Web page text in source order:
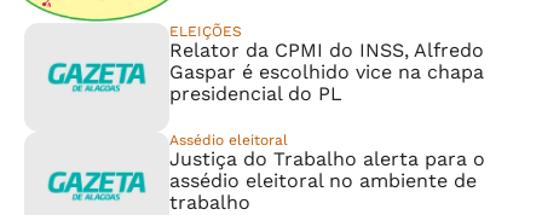
ELEIÇÕES
Relator da CPMI do INSS, Alfredo
Gaspar é escolhido vice na chapa
presidencial do PL
Assédio eleitoral
Justiça do Trabalho alerta para o
assédio eleitoral no ambiente de
trabalho